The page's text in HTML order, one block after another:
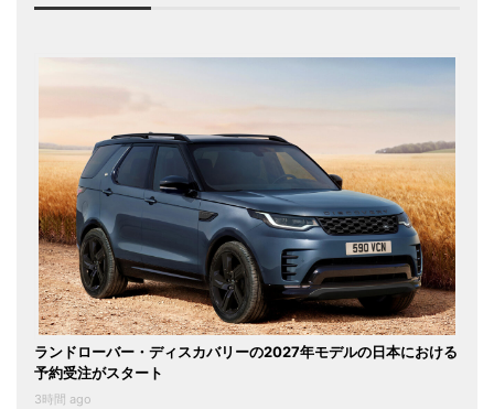
ランドローバー・ディスカバリーの2027年モデルの日本における
予約受注がスタート
3時間 ago